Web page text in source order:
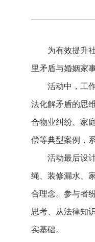
为有效提升
里矛盾与婚姻家
活动中，工
法化解矛盾的思
合物业纠纷、家
偿等典型案例，
活动最后设
绳、装修漏水、
合理念。参与者
思考、从法律知
实基础。